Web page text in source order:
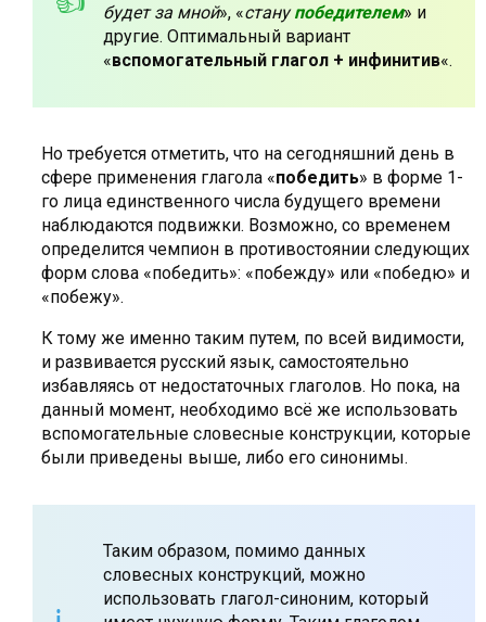
будет за мной», «станупобедителем» и
другие. Оптимальный вариант
«вспомогательный глагол + инфинитив«.
Но требуется отметить, что на сегодняшний день в
сфере применения глагола «победить» в форме 1-
го лица единственного числа будущего времени
наблюдаются подвижки. Возможно, со временем
определится чемпион в противостоянии следующих
форм слова «победить»: «побежду» или «победю» и
«побежу».
К тому же именно таким путем, по всей видимости,
и развивается русский язык, самостоятельно
избавляясь от недостаточных глаголов. Но пока, на
данный момент, необходимо всё же использовать
вспомогательные словесные конструкции, которые
были приведены выше, либо его синонимы.
Таким образом, помимо данных
словесных конструкций, можно
использовать глагол-синоним, который